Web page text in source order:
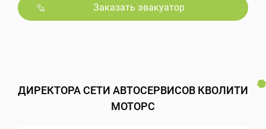
Заказать эвакуатор
ДИРЕКТОРА СЕТИ АВТОСЕРВИСОВ КВОЛИТИ
МОТОРС